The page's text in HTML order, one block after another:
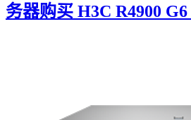
务器购买 H3C R4900